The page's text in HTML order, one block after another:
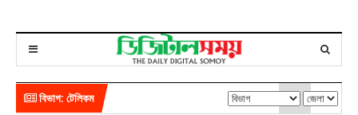
বিভাগ: টেলিকম